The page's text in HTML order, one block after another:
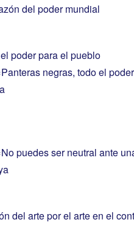
del poder mundial
poder para el pueblo
negras, todo el
puedes ser neutral ante
del arte por el arte en el